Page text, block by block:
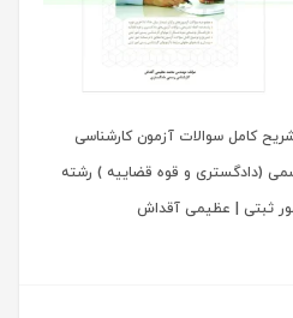
کامل سوالات آزمون کارشناسی
(دادگستری و قوه قضاییه ) رشته
ثبتی | عظیمی آقداش